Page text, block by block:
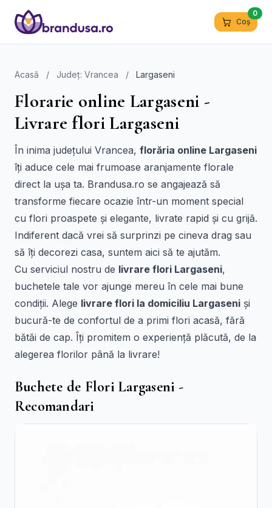
Coș
0
Acasă / Județ: Vrancea / Largaseni
Florarie online Largaseni -
Livrare flori Largaseni
În inima județului Vrancea, florăria online Largaseni
îți aduce cele mai frumoase aranjamente florale
direct la ușa ta. Brandusa.ro se angajează să
transforme fiecare ocazie într-un moment special
cu flori proaspete și elegante, livrate rapid și cu grijă.
Indiferent dacă vrei să surprinzi pe cineva drag sau
să îți decorezi casa, suntem aici să te ajutăm.
Cu serviciul nostru de livrare flori Largaseni,
buchetele tale vor ajunge mereu în cele mai bune
condiții. Alege livrare flori la domiciliu Largaseni și
bucură-te de confortul de a primi flori acasă, fără
bătăi de cap. Îți promitem o experiență plăcută, de la
alegerea florilor până la livrare!
Buchete de Flori Largaseni -
Recomandari